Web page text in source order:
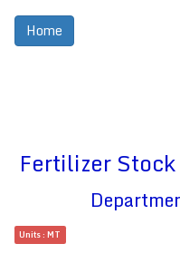
Home
Fertilizer
Units : MT